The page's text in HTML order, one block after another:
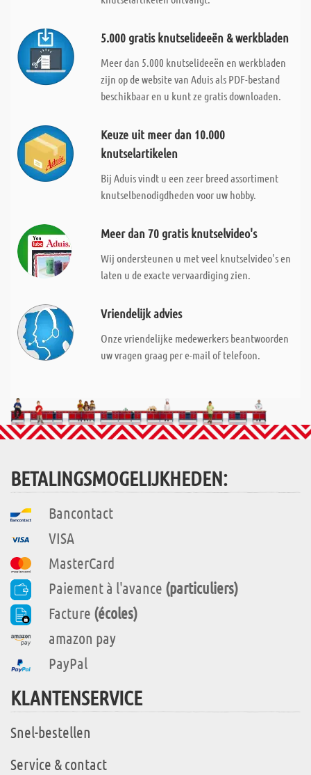
5.000 gratis knutselideeën & werkbladen
Meer dan 5.000 knutselideeën en werkbladen
zijn op de website van Aduis als PDF-bestand
beschikbaar en u kunt ze gratis downloaden.
Keuze uit meer dan 10.000
knutselartikelen
Bij Aduis vindt u een zeer breed assortiment
knutselbenodigdheden voor uw hobby.
Meer dan 70 gratis knutselvideo's
Wij ondersteunen u met veel knutselvideo's en
laten u de exacte vervaardiging zien.
Vriendelijk advies
Onze vriendelijke medewerkers beantwoorden
uw vragen graag per e-mail of telefoon.
BETALINGSMOGELIJKHEDEN:
Bancontact
VISA
MasterCard
Paiement à l'avance (particuliers)
Facture (écoles)
amazon pay
PayPal
KLANTENSERVICE
Snel-bestellen
Service & contact